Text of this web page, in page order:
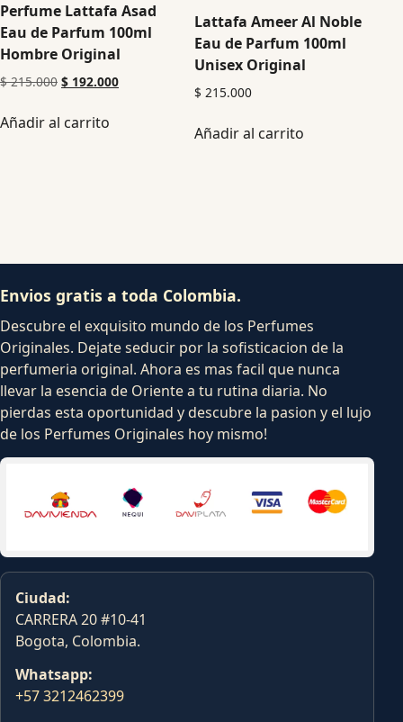
Perfume Lattafa Asad
Eau de Parfum 100ml
Hombre Original
$215.000 $ 192.000
Añadir al carrito
Lattafa Ameer Al Noble
Eau de Parfum 100ml
Unisex Original
$ 215.000
Añadir al carrito
Envios gratis a toda Colombia.
Descubre el exquisito mundo de los Perfumes
Originales. Dejate seducir por la sofisticacion de la
perfumeria original. Ahora es mas facil que nunca
llevar la esencia de Oriente a tu rutina diaria. No
pierdas esta oportunidad y descubre la pasion y el lujo
de los Perfumes Originales hoy mismo!
Ciudad:
CARRERA 20 #10-41
Bogota, Colombia.
Whatsapp:
+57 3212462399